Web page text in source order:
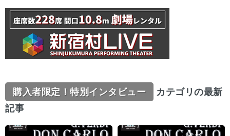
購入者限定！特別インタビュー
カテゴリの最新
記事